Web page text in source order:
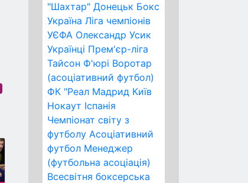
"Шахтар" Донецьк Бокс
Україна Ліга чемпіонів
УЄФА Олександр Усик
Українці Прем'єр-ліга
Тайсон Ф'юрі Воротар
(асоціативний футбол)
ФК "Реал Мадрид Київ
Нокаут Іспанія
Чемпіонат світу з
футболу Асоціативний
футбол Менеджер
(футбольна асоціація)
Всесвітня боксерська